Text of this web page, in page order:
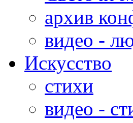
архив
видео -
Искусство
стихи
видео -